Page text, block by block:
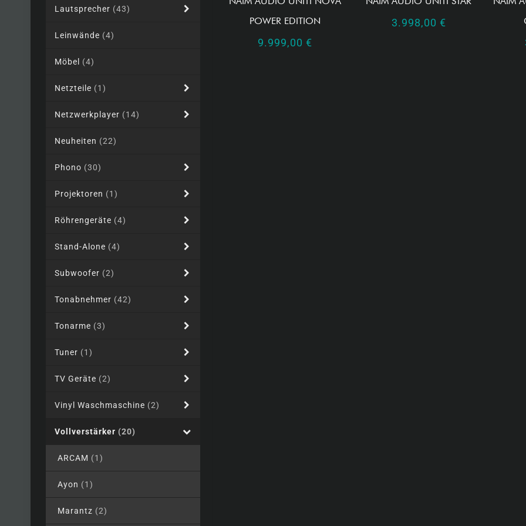
POWER EDITION
9.999,00 €
3.998,00 €
Lautsprecher (43)
Leinwände (4)
Möbel (4)
Netzteile (1)
Netzwerkplayer (14)
Neuheiten (22)
Phono (30)
Projektoren (1)
Röhrengeräte (4)
Stand-Alone (4)
Subwoofer (2)
Tonabnehmer (42)
Tonarme (3)
Tuner (1)
TV Geräte (2)
Vinyl Waschmaschine (2)
Vollverstärker (20)
ARCAM (1)
Ayon (1)
Marantz (2)